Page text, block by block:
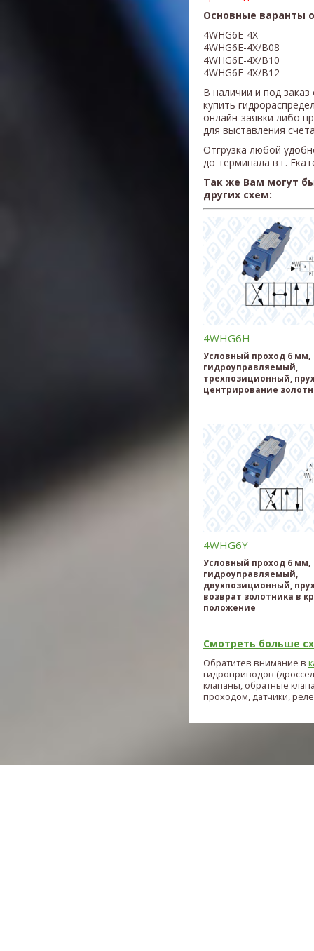
Основные варанты
4WHG6E-4X
4WHG6E-4X/B08
4WHG6E-4X/B10
4WHG6E-4X/B12
В наличии и под
купить
онлайн-заявки либо
для выставления
Отгрузка любой
до терминала в г.
Так же Вам могут
других схем:
4WHG6H
Условный проход 6 мм,
гидроуправляемый,
трехпозиционный,
центрирование
4WHG6Y
Условный проход 6 мм,
гидроуправляемый,
двухпозиционный,
возврат золотника в
положение
Смотреть больше
Обратитев внимание в
гидроприводов
клапаны, обратные
проходом, датчики, реле